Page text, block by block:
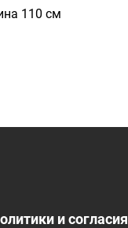
110 см
и согласия